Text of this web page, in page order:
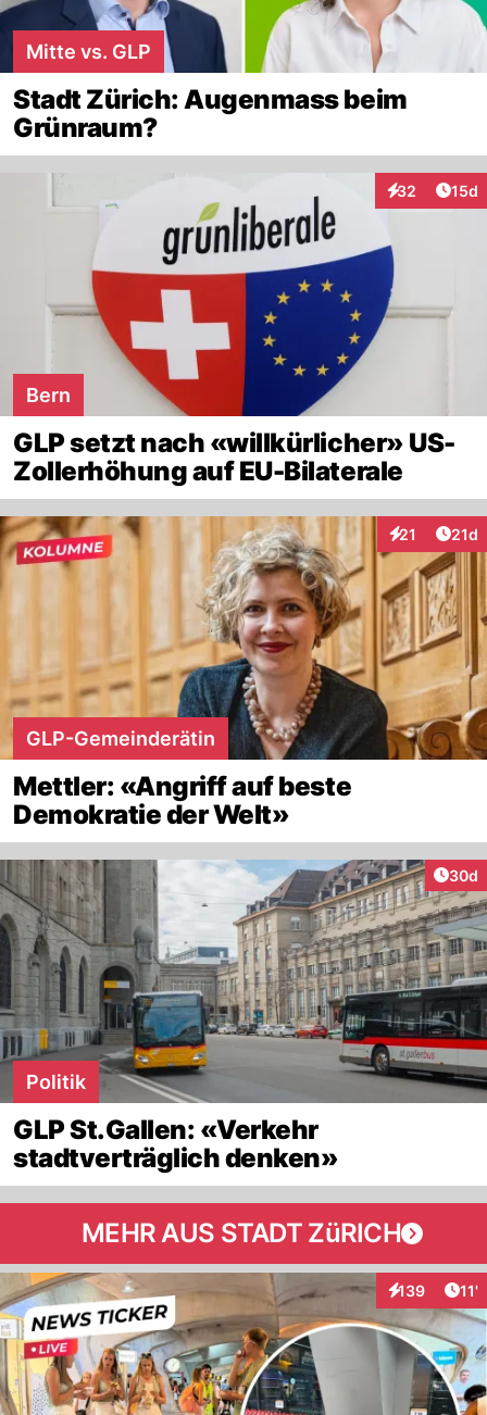
Mitte vs. GLP
Stadt Zürich: Augenmass beim
Grünraum?
32
Interaktionen
15d
Bern
GLP setzt nach «willkürlicher» US-
Zollerhöhung auf EU-Bilaterale
21
Interaktionen
21d
GLP-Gemeinderätin
Mettler: «Angriff auf beste
Demokratie der Welt»
30d
Politik
GLP St.Gallen: «Verkehr
stadtverträglich denken»
MEHR AUS STADT ZüRICH
139
Interaktionen
11'